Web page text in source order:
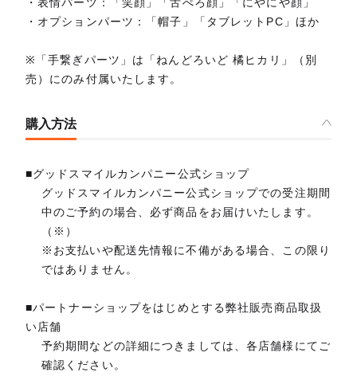
・オプションパーツ：「帽子」「タブレットPC」ほか
※「手繋ぎパーツ」は「ねんどろいど 橘ヒカリ」（別
売）にのみ付属いたします。
購入方法
■グッドスマイルカンパニー公式ショップ
グッドスマイルカンパニー公式ショップでの受注期間
中のご予約の場合、必ず商品をお届けいたします。
（※）
※お支払いや配送先情報に不備がある場合、この限り
ではありません。
■パートナーショップをはじめとする弊社販売商品取扱
い店舗
予約期間などの詳細につきましては、各店舗様にてご
確認ください。